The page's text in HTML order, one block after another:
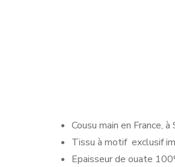
Cousu main en France,
Tissu à motif exclusif
Epaisseur de ouate